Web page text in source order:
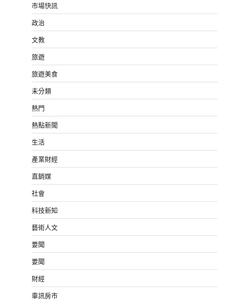
市場快訊
政治
文教
旅遊
旅遊美食
未分類
熱門
熱點新聞
生活
產業財經
直銷媒
社會
科技新知
藝術人文
要聞
要聞
財經
車訊房市